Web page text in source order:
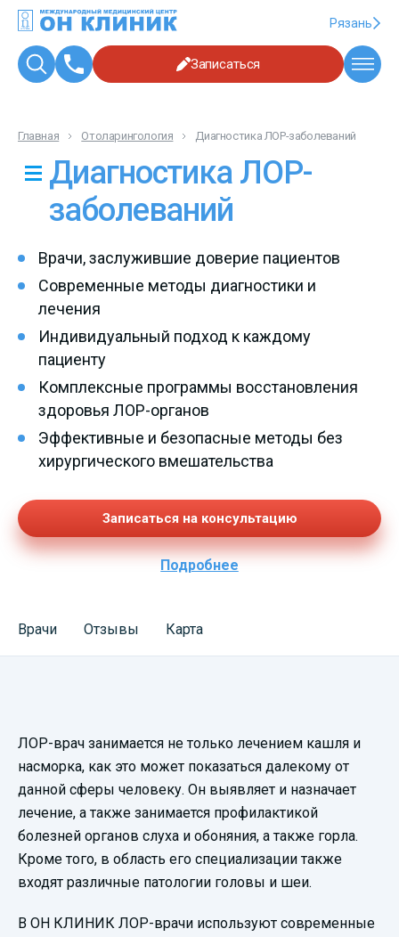
Рязань
Записаться
Главная Отоларингология Диагностика ЛОР-заболеваний
Диагностика ЛОР-
заболеваний
Врачи, заслужившие доверие пациентов
Современные методы диагностики и
лечения
Индивидуальный подход к каждому
пациенту
Комплексные программы восстановления
здоровья ЛОР-органов
Эффективные и безопасные методы без
хирургического вмешательства
Записаться на консультацию
Подробнее
Врачи Отзывы Карта
видеопрезентацию
ЛОР-врач занимается не только лечением кашля и
насморка, как это может показаться далекому от
данной сферы человеку. Он выявляет и назначает
лечение, а также занимается профилактикой
болезней органов слуха и обоняния, а также горла.
Кроме того, в область его специализации также
входят различные патологии головы и шеи.
В ОН КЛИНИК ЛОР-врачи используют современные